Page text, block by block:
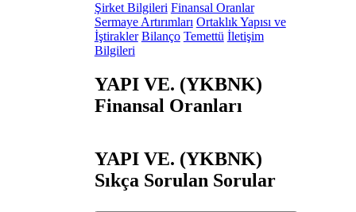
Şirket Bilgileri Finansal Oranlar
Sermaye Artırımları Ortaklık Yapısı ve
İştirakler Bilanço Temettü İletişim
Bilgileri
YAPI VE. (YKBNK)
Finansal Oranları
YAPI VE. (YKBNK)
Sıkça Sorulan Sorular